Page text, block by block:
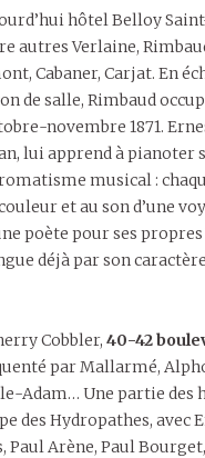
hôtel Belloy
autres Verlaine,
Cabaner, Carjat. En
de salle, Rimbaud
novembre 1871.
lui apprend à pianoter
musical :
et au son d’une
poète pour ses propres
déjà par son
Cobbler, 40-42
par Mallarmé,
Adam… Une partie des
des Hydropathes, avec
Paul Arène, Paul